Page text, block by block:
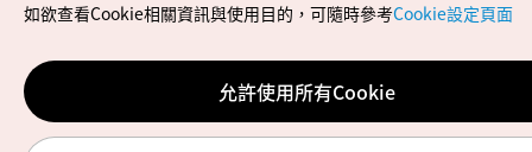
Copyrights (c) 韓國觀光公社版權所有
如有相關疑問或建議，歡迎來信至官方信箱
chinese_big5@knto.or.kr
如欲查看Cookie相關資訊與使用目的，可隨時參考Cookie設定頁面
允許使用所有Cookie